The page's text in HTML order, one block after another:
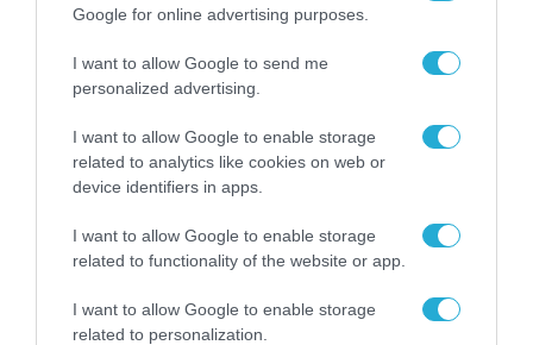
Google for online advertising purposes.
I want to allow Google to send me
personalized advertising.
I want to allow Google to enable storage
related to analytics like cookies on web or
device identifiers in apps.
I want to allow Google to enable storage
related to functionality of the website or app.
I want to allow Google to enable storage
related to personalization.
05.08.2026 | 20:02
Η Κίνα επέδειξε για πρώτη φορά την
αεροπορική πυρηνική της τριάδα και
προκάλεσε διεθνές σοκ – Δείτε βίντεο